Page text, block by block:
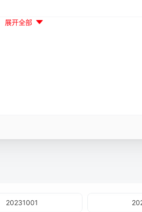
展开全部
20231001